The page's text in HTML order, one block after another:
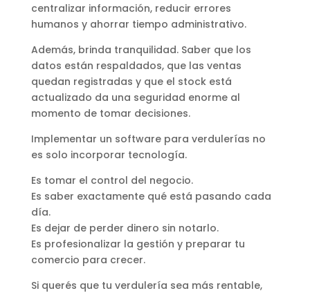
centralizar información, reducir errores
humanos y ahorrar tiempo administrativo.
Además, brinda tranquilidad. Saber que los
datos están respaldados, que las ventas
quedan registradas y que el stock está
actualizado da una seguridad enorme al
momento de tomar decisiones.
Implementar un software para verdulerías no
es solo incorporar tecnología.
Es tomar el control del negocio.
Es saber exactamente qué está pasando cada
día.
Es dejar de perder dinero sin notarlo.
Es profesionalizar la gestión y preparar tu
comercio para crecer.
Si querés que tu verdulería sea más rentable,